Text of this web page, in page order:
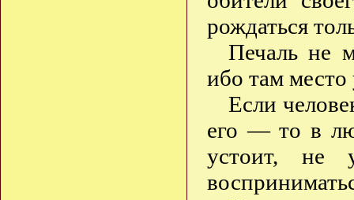
рождаться
Печаль не
ибо там
Если
его — то в
устоит, не